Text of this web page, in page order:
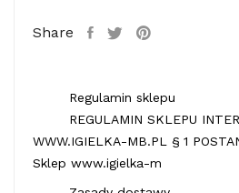
Share
Regulamin sklepu
REGULAMIN SKLEPU
WWW.IGIELKA-MB.PL § 1
Sklep www.igielka-m